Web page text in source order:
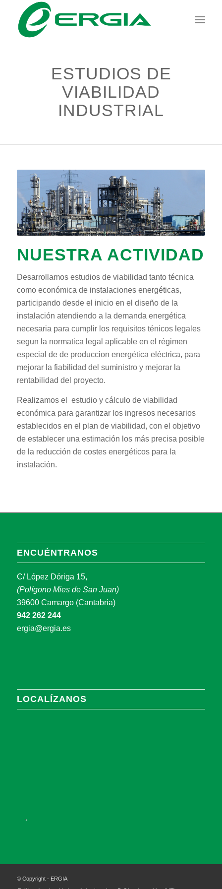
ESTUDIOS DE
VIABILIDAD
INDUSTRIAL
NUESTRA ACTIVIDAD
Desarrollamos estudios de viabilidad tanto técnica
como económica de instalaciones energéticas,
participando desde el inicio en el diseño de la
instalación atendiendo a la demanda energética
necesaria para cumplir los requisitos ténicos legales
segun la normatica legal aplicable en el régimen
especial de de produccion energética eléctrica, para
mejorar la fiabilidad del suministro y mejorar la
rentabilidad del proyecto.
Realizamos el estudio y cálculo de viabilidad
económica para garantizar los ingresos necesarios
establecidos en el plan de viabilidad, con el objetivo
de establecer una estimación los más precisa posible
de la reducción de costes energéticos para la
instalación.
ENCUÉNTRANOS
C/ López Dóriga 15,
(Polígono Mies de San Juan)
39600 Camargo (Cantabria)
942 262 244
ergia@ergia.es
LOCALÍZANOS
.
© Copyright - ERGIA